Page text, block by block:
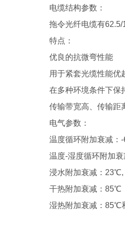
电缆结构参数：
拖令光纤电缆有62.5/
特点：
优良的抗微弯性能
用于紧套光缆性能优
在多种环境条件下保
传输带宽高、传输距
电气参数：
温度循环附加衰减 ：
温度-湿度循环附加衰
浸水附加衰减 ： 23℃,
干热附加衰减 ： 85℃
湿热附加衰减 ： 85℃